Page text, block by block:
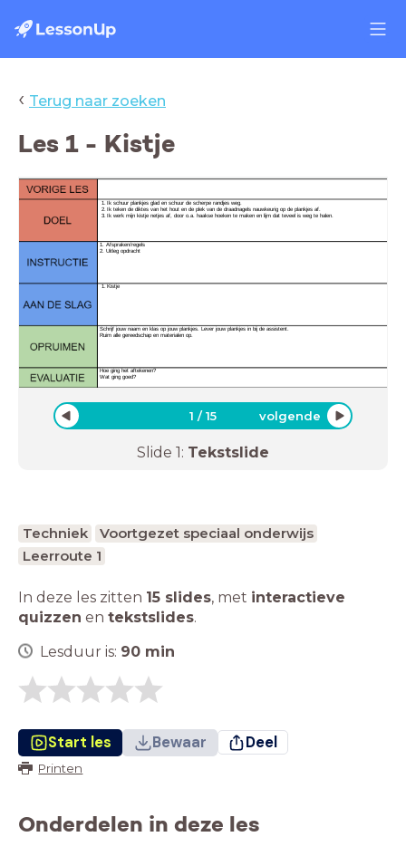
‹ Terug naar zoeken
Les 1 - Kistje
Ik werk mijn kistje netjes af, door o.a. haakse hoeken te maken en lijm dat teveel is weg te halen.
1. Afspraken/regels
2. Uitleg opdracht
Kistje
Schrijf jouw naam en klas op jouw plankjes. Lever jouw plankjes in bij de assistent.
Ruim alle gereedschap en materialen op.
Hoe ging het aftekenen?
Wat ging goed?
1 /15 volgende
Slide 1: Tekstslide
Techniek
Voortgezet speciaal onderwijs
Leerroute 1
In deze les zitten 15 slides, met interactieve
quizzen en tekstslides.
Lesduur is: 90 min
Start les Bewaar Deel
Printen
Onderdelen in deze les